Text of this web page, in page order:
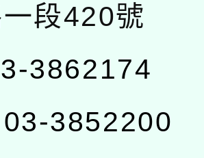
段420號
3862174
3852200